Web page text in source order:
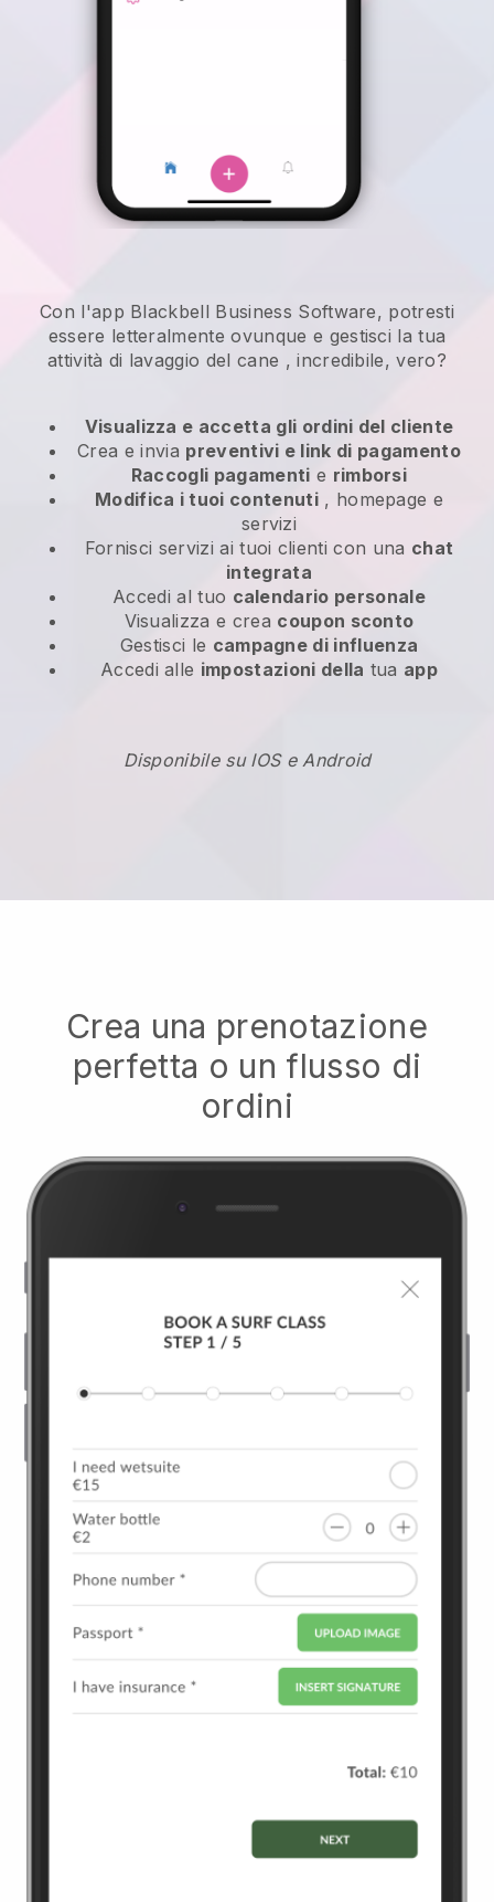
Con l'app Blackbell Business Software, potresti
essere letteralmente ovunque e gestisci la tua
attività di lavaggio del cane , incredibile, vero?
Visualizza e accetta gli ordini del cliente
Crea e invia preventivi e link di pagamento
Raccogli pagamenti e rimborsi
Modifica i tuoi contenuti, homepage e
servizi
Fornisci servizi ai tuoi clienti con una chat
integrata
Accedi al tuo calendario personale
Visualizza e crea coupon sconto
Gestisci le campagne di influenza
Accedi alle impostazioni della tua app
Disponibile su IOS e Android
Crea una prenotazione
perfetta o un flusso di
ordini